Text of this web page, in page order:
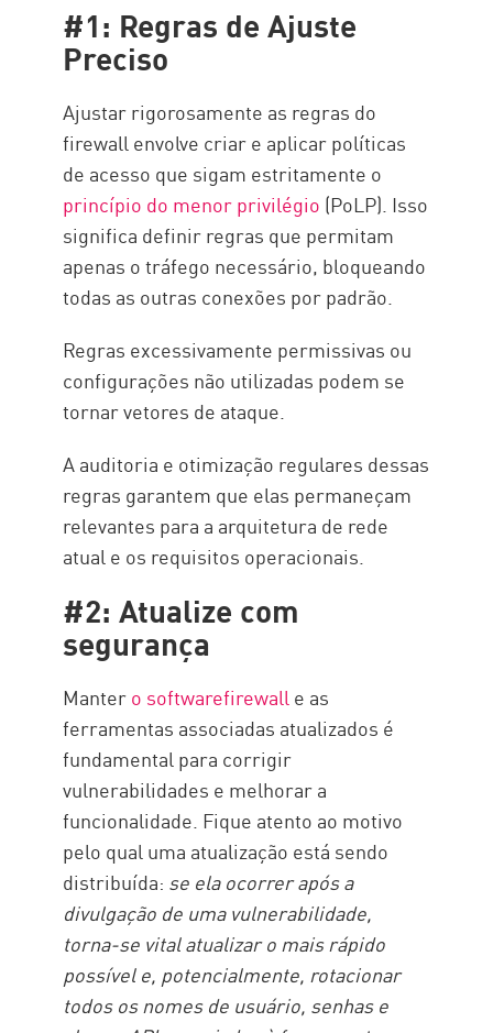
#1: Regras de Ajuste
Preciso
Ajustar rigorosamente as regras do
firewall envolve criar e aplicar políticas
de acesso que sigam estritamente o
princípio do menor privilégio (PoLP). Isso
significa definir regras que permitam
apenas o tráfego necessário, bloqueando
todas as outras conexões por padrão.
Regras excessivamente permissivas ou
configurações não utilizadas podem se
tornar vetores de ataque.
A auditoria e otimização regulares dessas
regras garantem que elas permaneçam
relevantes para a arquitetura de rede
atual e os requisitos operacionais.
#2: Atualize com
segurança
Mantero softwarefirewalle as
ferramentas associadas atualizados é
fundamental para corrigir
vulnerabilidades e melhorar a
funcionalidade. Fique atento ao motivo
pelo qual uma atualização está sendo
distribuída: se ela ocorrer após a
divulgação de uma vulnerabilidade,
torna-se vital atualizar o mais rápido
possível e, potencialmente, rotacionar
todos os nomes de usuário, senhas e